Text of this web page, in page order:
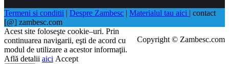
Termeni si conditii | Despre Zambesc | Materialul tau aici | contact
[@] zambesc.com
Copyright © Zambesc.com
Acest site foloseşte cookie–uri. Prin
continuarea navigarii, eşti de acord cu
modul de utilizare a acestor informaţii.
Află detalii aici Accept